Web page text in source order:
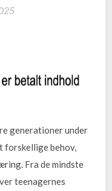
generationer under
forskellige behov,
Fra de mindste
teenagernes